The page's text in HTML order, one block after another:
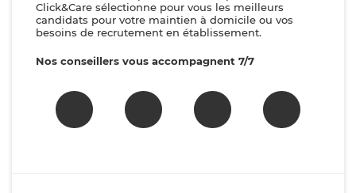
Click&Care sélectionne pour vous les meilleurs
candidats pour votre maintien à domicile ou vos
besoins de recrutement en établissement.
Nos conseillers vous accompagnent 7/7